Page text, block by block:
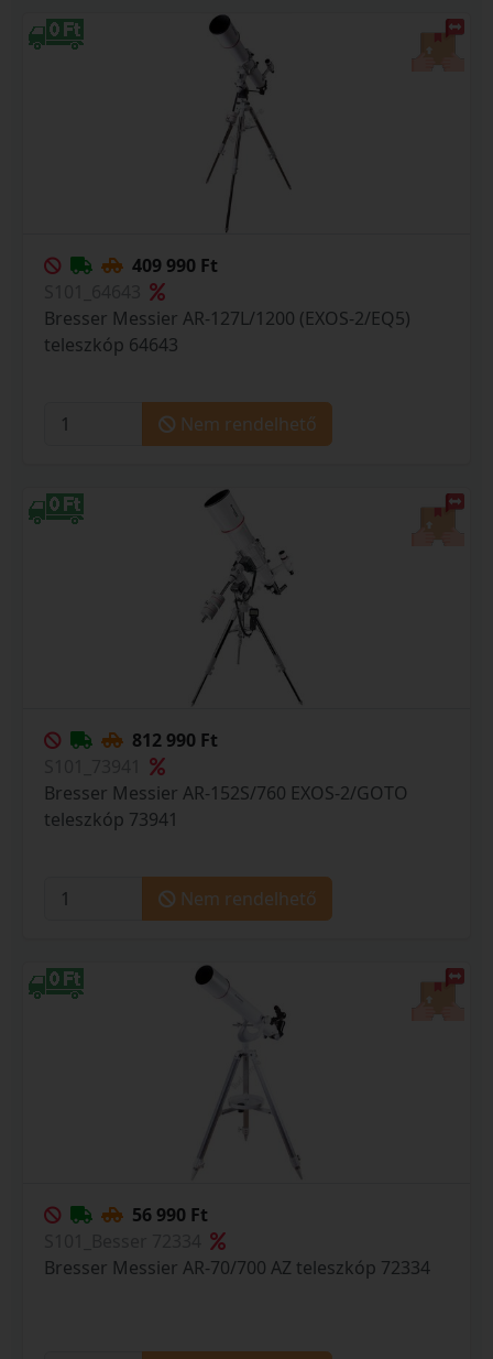
409 990 Ft
Bresser Messier AR-127L/1200 (EXOS-2/EQ5)
teleszkóp 64643
Nem rendelhető
812 990 Ft
Bresser Messier AR-152S/760 EXOS-2/GOTO
teleszkóp 73941
Nem rendelhető
56 990 Ft
Bresser Messier AR-70/700 AZ teleszkóp 72334